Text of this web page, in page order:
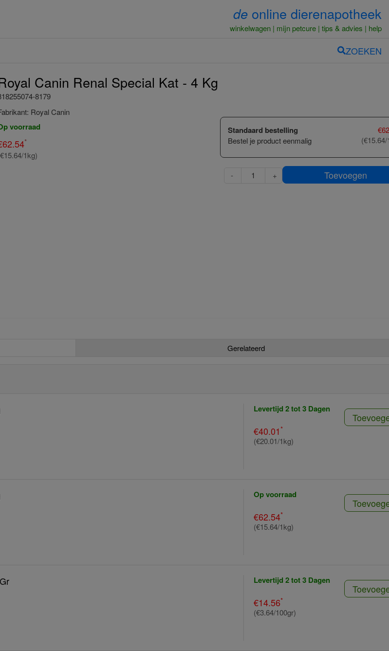
de online dierenapotheek
winkelwagen mijn petcure tips & advies help
ZOEKEN
Canin Renal Special Kat - 4 Kg
8179
Royal Canin
voorraad
62.54*
1kg)
Standaard bestelling
Bestel je product eenmalig
€
- + Toevoegen
Gerelateerd
Levertijd 2 tot 3 Dagen
€40.01*
(€20.01/1kg)
Op voorraad
€62.54*
(€15.64/1kg)
Levertijd 2 tot 3 Dagen
€14.56*
(€3.64/100gr)